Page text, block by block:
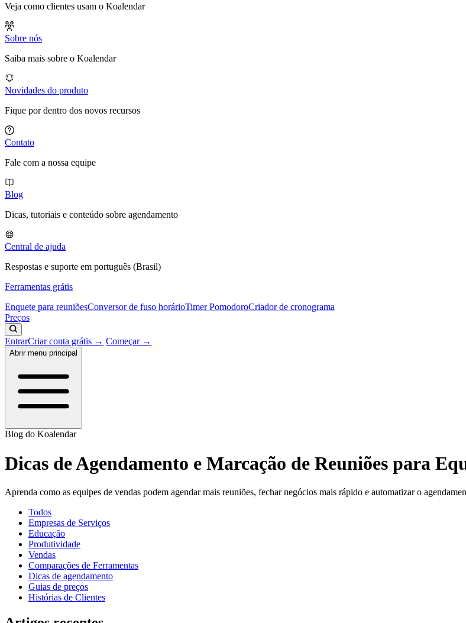
Veja como clientes usam o Koalendar
Sobre nós
Saiba mais sobre o Koalendar
Novidades do produto
Fique por dentro dos novos recursos
Contato
Fale com a nossa equipe
Blog
Dicas, tutoriais e conteúdo sobre agendamento
Central de ajuda
Respostas e suporte em português (Brasil)
Ferramentas grátis
Enquete para reuniõesConversor de fuso horárioTimer PomodoroCriador de cronograma
Preços
EntrarCriar conta grátis → Começar →
Abrir menu principal
Blog do Koalendar
Dicas de Agendamento e Marcação de Reuniões para
Aprenda como as equipes de vendas podem agendar mais reuniões, fechar negócios mais rápido e automatizar o
Todos
Empresas de Serviços
Educação
Produtividade
Vendas
Comparações de Ferramentas
Dicas de agendamento
Guias de preços
Histórias de Clientes